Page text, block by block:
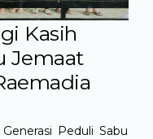
Kasih
Jemaat
Peduli Sabu